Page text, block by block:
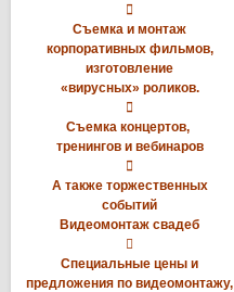

Съемка и монтаж
корпоративных фильмов,
изготовление
«вирусных» роликов.

Съемка концертов,
тренингов и вебинаров

А также торжественных
событий
Видеомонтаж свадеб

Специальные цены и
предложения по видеомонтажу,